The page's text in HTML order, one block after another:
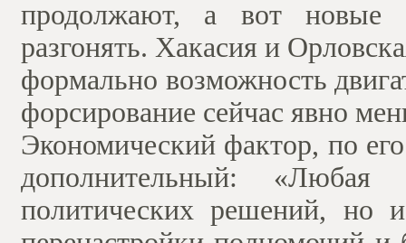
продолжают, а вот новые
разгонять. Хакасия и
формально возможность
форсирование сейчас явно
Экономический фактор, по
дополнительный:
политических решений, но